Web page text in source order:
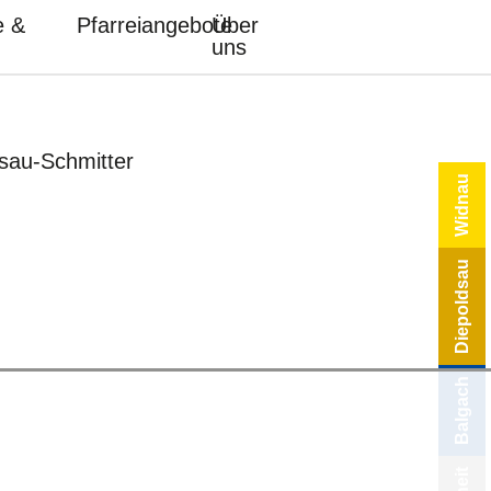
&
PfarreiangeboteÜber
uns
Widnau
Diepoldsau
Balgach
Schmitter